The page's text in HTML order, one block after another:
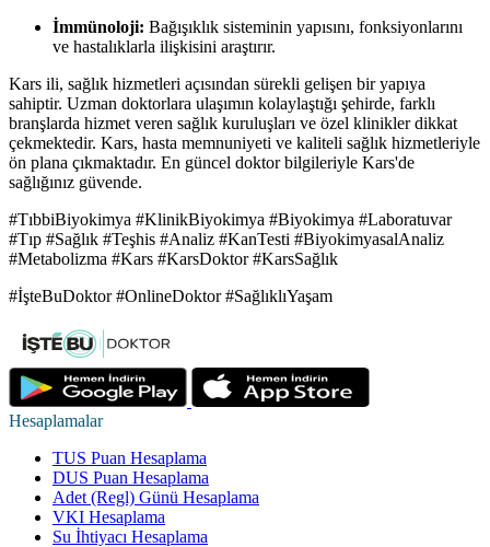
İmmünoloji: Bağışıklık sisteminin yapısını, fonksiyonlarını
ve hastalıklarla ilişkisini araştırır.
Kars ili, sağlık hizmetleri açısından sürekli gelişen bir yapıya
sahiptir. Uzman doktorlara ulaşımın kolaylaştığı şehirde, farklı
branşlarda hizmet veren sağlık kuruluşları ve özel klinikler dikkat
çekmektedir. Kars, hasta memnuniyeti ve kaliteli sağlık hizmetleriyle
ön plana çıkmaktadır. En güncel doktor bilgileriyle Kars'de
sağlığınız güvende.
#TıbbiBiyokimya #KlinikBiyokimya #Biyokimya #Laboratuvar
#Tıp #Sağlık #Teşhis #Analiz #KanTesti #BiyokimyasalAnaliz
#Metabolizma #Kars #KarsDoktor #KarsSağlık
#İşteBuDoktor #OnlineDoktor #SağlıklıYaşam
Hesaplamalar
TUS Puan Hesaplama
DUS Puan Hesaplama
Adet (Regl) Günü Hesaplama
VKI Hesaplama
Su İhtiyacı Hesaplama